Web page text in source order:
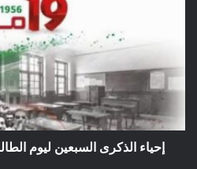
19
2026/1956
إحياء الذكرى السبعين ليوم الطالب 19 ماي 2026/